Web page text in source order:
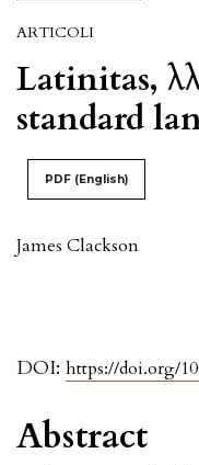
ARTICOLI
Latinitas,
standard
PDF (English)
James Clackson
DOI: https://doi.org/
Abstract